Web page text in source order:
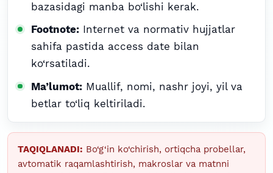
bazasidagi manba bo‘lishi kerak.
Footnote:Internet va normativ hujjatlar
sahifa pastida access date bilan
ko‘rsatiladi.
Ma’lumot:Muallif, nomi, nashr joyi, yil va
betlar to‘liq keltiriladi.
TAQIQLANADI: Bo‘g‘in ko‘chirish, ortiqcha probellar,
avtomatik raqamlashtirish, makroslar va matnni